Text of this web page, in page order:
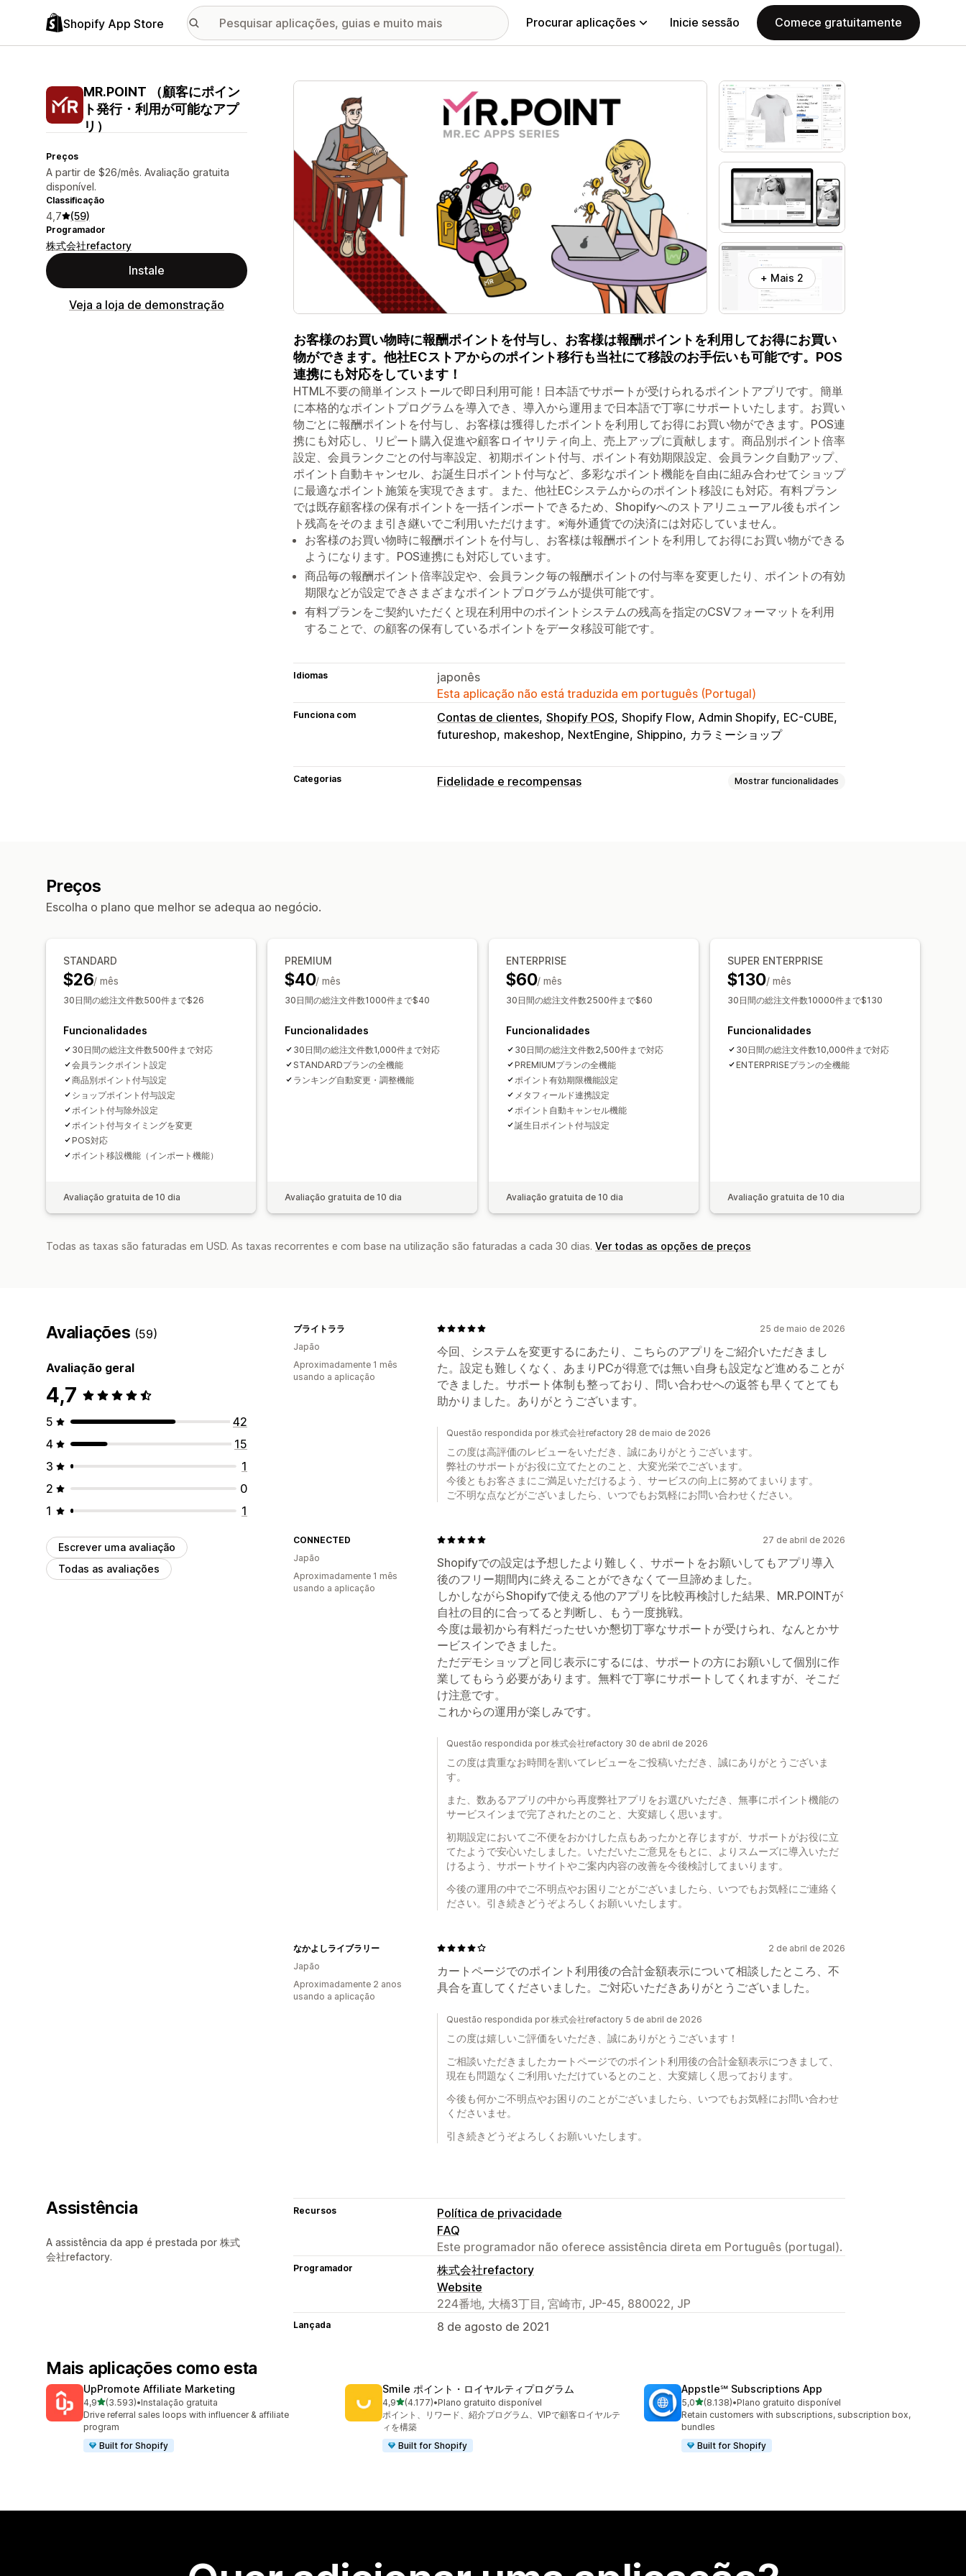
Shopify App Store Procurar aplicações Inicie sessão Comece gratuitamente
MR.POINT （顧客にポイン
ト発行・利用が可能なアプ
リ）
Preços
A partir de $26/mês. Avaliação gratuita
disponível.
Classificação
4,7 (59)
Programador
株式会社refactory
Instale
Veja a loja de demonstração
Galeria de imagens em destaque
+ Mais 2
お客様のお買い物時に報酬ポイントを付与し、お客様は報酬ポイントを利用してお得にお買い
物ができます。他社ECストアからのポイント移行も当社にて移設のお手伝いも可能です。POS
連携にも対応をしています！
HTML不要の簡単インストールで即日利用可能！日本語でサポートが受けられるポイントアプリです。簡単
に本格的なポイントプログラムを導入でき、導入から運用まで日本語で丁寧にサポートいたします。お買い
物ごとに報酬ポイントを付与し、お客様は獲得したポイントを利用してお得にお買い物ができます。POS連
携にも対応し、リピート購入促進や顧客ロイヤリティ向上、売上アップに貢献します。商品別ポイント倍率
設定、会員ランクごとの付与率設定、初期ポイント付与、ポイント有効期限設定、会員ランク自動アップ、
ポイント自動キャンセル、お誕生日ポイント付与など、多彩なポイント機能を自由に組み合わせてショップ
に最適なポイント施策を実現できます。また、他社ECシステムからのポイント移設にも対応。有料プラン
では既存顧客様の保有ポイントを一括インポートできるため、Shopifyへのストアリニューアル後もポイン
ト残高をそのまま引き継いでご利用いただけます。※海外通貨での決済には対応していません。
お客様のお買い物時に報酬ポイントを付与し、お客様は報酬ポイントを利用してお得にお買い物ができる
ようになります。POS連携にも対応しています。
商品毎の報酬ポイント倍率設定や、会員ランク毎の報酬ポイントの付与率を変更したり、ポイントの有効
期限などが設定できさまざまなポイントプログラムが提供可能です。
有料プランをご契約いただくと現在利用中のポイントシステムの残高を指定のCSVフォーマットを利用
することで、の顧客の保有しているポイントをデータ移設可能です。
Idiomas
japonês
Esta aplicação não está traduzida em português (Portugal)
Funciona com Contas de clientes Shopify POS Shopify Flow Admin Shopify EC-CUBE
futureshop makeshop NextEngine Shippino カラミーショップ
Categorias Fidelidade e recompensas Mostrar funcionalidades
Preços
Escolha o plano que melhor se adequa ao negócio.
STANDARD
$26/ mês
30日間の総注文件数500件まで$26
Funcionalidades
30日間の総注文件数500件まで対応
会員ランクポイント設定
商品別ポイント付与設定
ショップポイント付与設定
ポイント付与除外設定
ポイント付与タイミングを変更
POS対応
ポイント移設機能（インポート機能）
Avaliação gratuita de 10 dia
PREMIUM
$40/ mês
30日間の総注文件数1000件まで$40
Funcionalidades
30日間の総注文件数1,000件まで対応
STANDARDプランの全機能
ランキング自動変更・調整機能
Avaliação gratuita de 10 dia
ENTERPRISE
$60/ mês
30日間の総注文件数2500件まで$60
Funcionalidades
30日間の総注文件数2,500件まで対応
PREMIUMプランの全機能
ポイント有効期限機能設定
メタフィールド連携設定
ポイント自動キャンセル機能
誕生日ポイント付与設定
Avaliação gratuita de 10 dia
SUPER ENTERPRISE
$130/ mês
30日間の総注文件数10000件まで$130
Funcionalidades
30日間の総注文件数10,000件まで対応
ENTERPRISEプランの全機能
Avaliação gratuita de 10 dia
Todas as taxas são faturadas em USD. As taxas recorrentes e com base na utilização são faturadas a cada 30 dias. Ver todas as opções de preços
Avaliações (59)
Avaliação geral
4,7
5
42
4
15
3
1
2
0
1
1
Escrever uma avaliação
Todas as avaliações
25 de maio de 2026
今回、システムを変更するにあたり、こちらのアプリをご紹介いただきまし
た。設定も難しくなく、あまりPCが得意では無い自身も設定など進めることが
できました。サポート体制も整っており、問い合わせへの返答も早くてとても
助かりました。ありがとうございます。
ブライトララ
Japão
Aproximadamente 1 mês
usando a aplicação
Questão respondida por 株式会社refactory 28 de maio de 2026
この度は高評価のレビューをいただき、誠にありがとうございます。
弊社のサポートがお役に立てたとのこと、大変光栄でございます。
今後ともお客さまにご満足いただけるよう、サービスの向上に努めてまいります。
ご不明な点などがございましたら、いつでもお気軽にお問い合わせください。
27 de abril de 2026
Shopifyでの設定は予想したより難しく、サポートをお願いしてもアプリ導入
後のフリー期間内に終えることができなくて一旦諦めました。
しかしながらShopifyで使える他のアプリを比較再検討した結果、MR.POINTが
自社の目的に合ってると判断し、もう一度挑戦。
今度は最初から有料だったせいか懇切丁寧なサポートが受けられ、なんとかサ
ービスインできました。
ただデモショップと同じ表示にするには、サポートの方にお願いして個別に作
業してもらう必要があります。無料で丁寧にサポートしてくれますが、そこだ
け注意です。
これからの運用が楽しみです。
CONNECTED
Japão
Aproximadamente 1 mês
usando a aplicação
Questão respondida por 株式会社refactory 30 de abril de 2026
この度は貴重なお時間を割いてレビューをご投稿いただき、誠にありがとうございま
す。
また、数あるアプリの中から再度弊社アプリをお選びいただき、無事にポイント機能の
サービスインまで完了されたとのこと、大変嬉しく思います。
初期設定においてご不便をおかけした点もあったかと存じますが、サポートがお役に立
てたようで安心いたしました。いただいたご意見をもとに、よりスムーズに導入いただ
けるよう、サポートサイトやご案内内容の改善を今後検討してまいります。
今後の運用の中でご不明点やお困りごとがございましたら、いつでもお気軽にご連絡く
ださい。引き続きどうぞよろしくお願いいたします。
2 de abril de 2026
カートページでのポイント利用後の合計金額表示について相談したところ、不
具合を直してくださいました。ご対応いただきありがとうございました。
なかよしライブラリー
Japão
Aproximadamente 2 anos
usando a aplicação
Questão respondida por 株式会社refactory 5 de abril de 2026
この度は嬉しいご評価をいただき、誠にありがとうございます！
ご相談いただきましたカートページでのポイント利用後の合計金額表示につきまして、
現在も問題なくご利用いただけているとのこと、大変嬉しく思っております。
今後も何かご不明点やお困りのことがございましたら、いつでもお気軽にお問い合わせ
くださいませ。
引き続きどうぞよろしくお願いいたします。
Assistência
A assistência da app é prestada por 株式
会社refactory.
Recursos
Política de privacidade
FAQ
Este programador não oferece assistência direta em Português (portugal).
Programador
株式会社refactory
Website
224番地, 大橋3丁目, 宮崎市, JP-45, 880022, JP
Lançada 8 de agosto de 2021
Mais aplicações como esta
UpPromote Affiliate Marketing
4,9de 5 estrelas
(3.593)
3593 total de avaliações
•Instalação gratuita
Drive referral sales loops with influencer & affiliate
program
Built for Shopify
Smile ポイント・ロイヤルティプログラム
4,9de 5 estrelas
(4.177)
4177 total de avaliações
•Plano gratuito disponível
ポイント、リワード、紹介プログラム、VIPで顧客ロイヤルテ
ィを構築
Built for Shopify
Appstle℠ Subscriptions App
5,0de 5 estrelas
(8.138)
8138 total de avaliações
•Plano gratuito disponível
Retain customers with subscriptions, subscription box,
bundles
Built for Shopify